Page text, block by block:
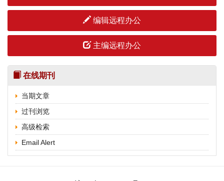
编辑远程办公
主编远程办公
在线期刊
当期文章
过刊浏览
高级检索
Email Alert